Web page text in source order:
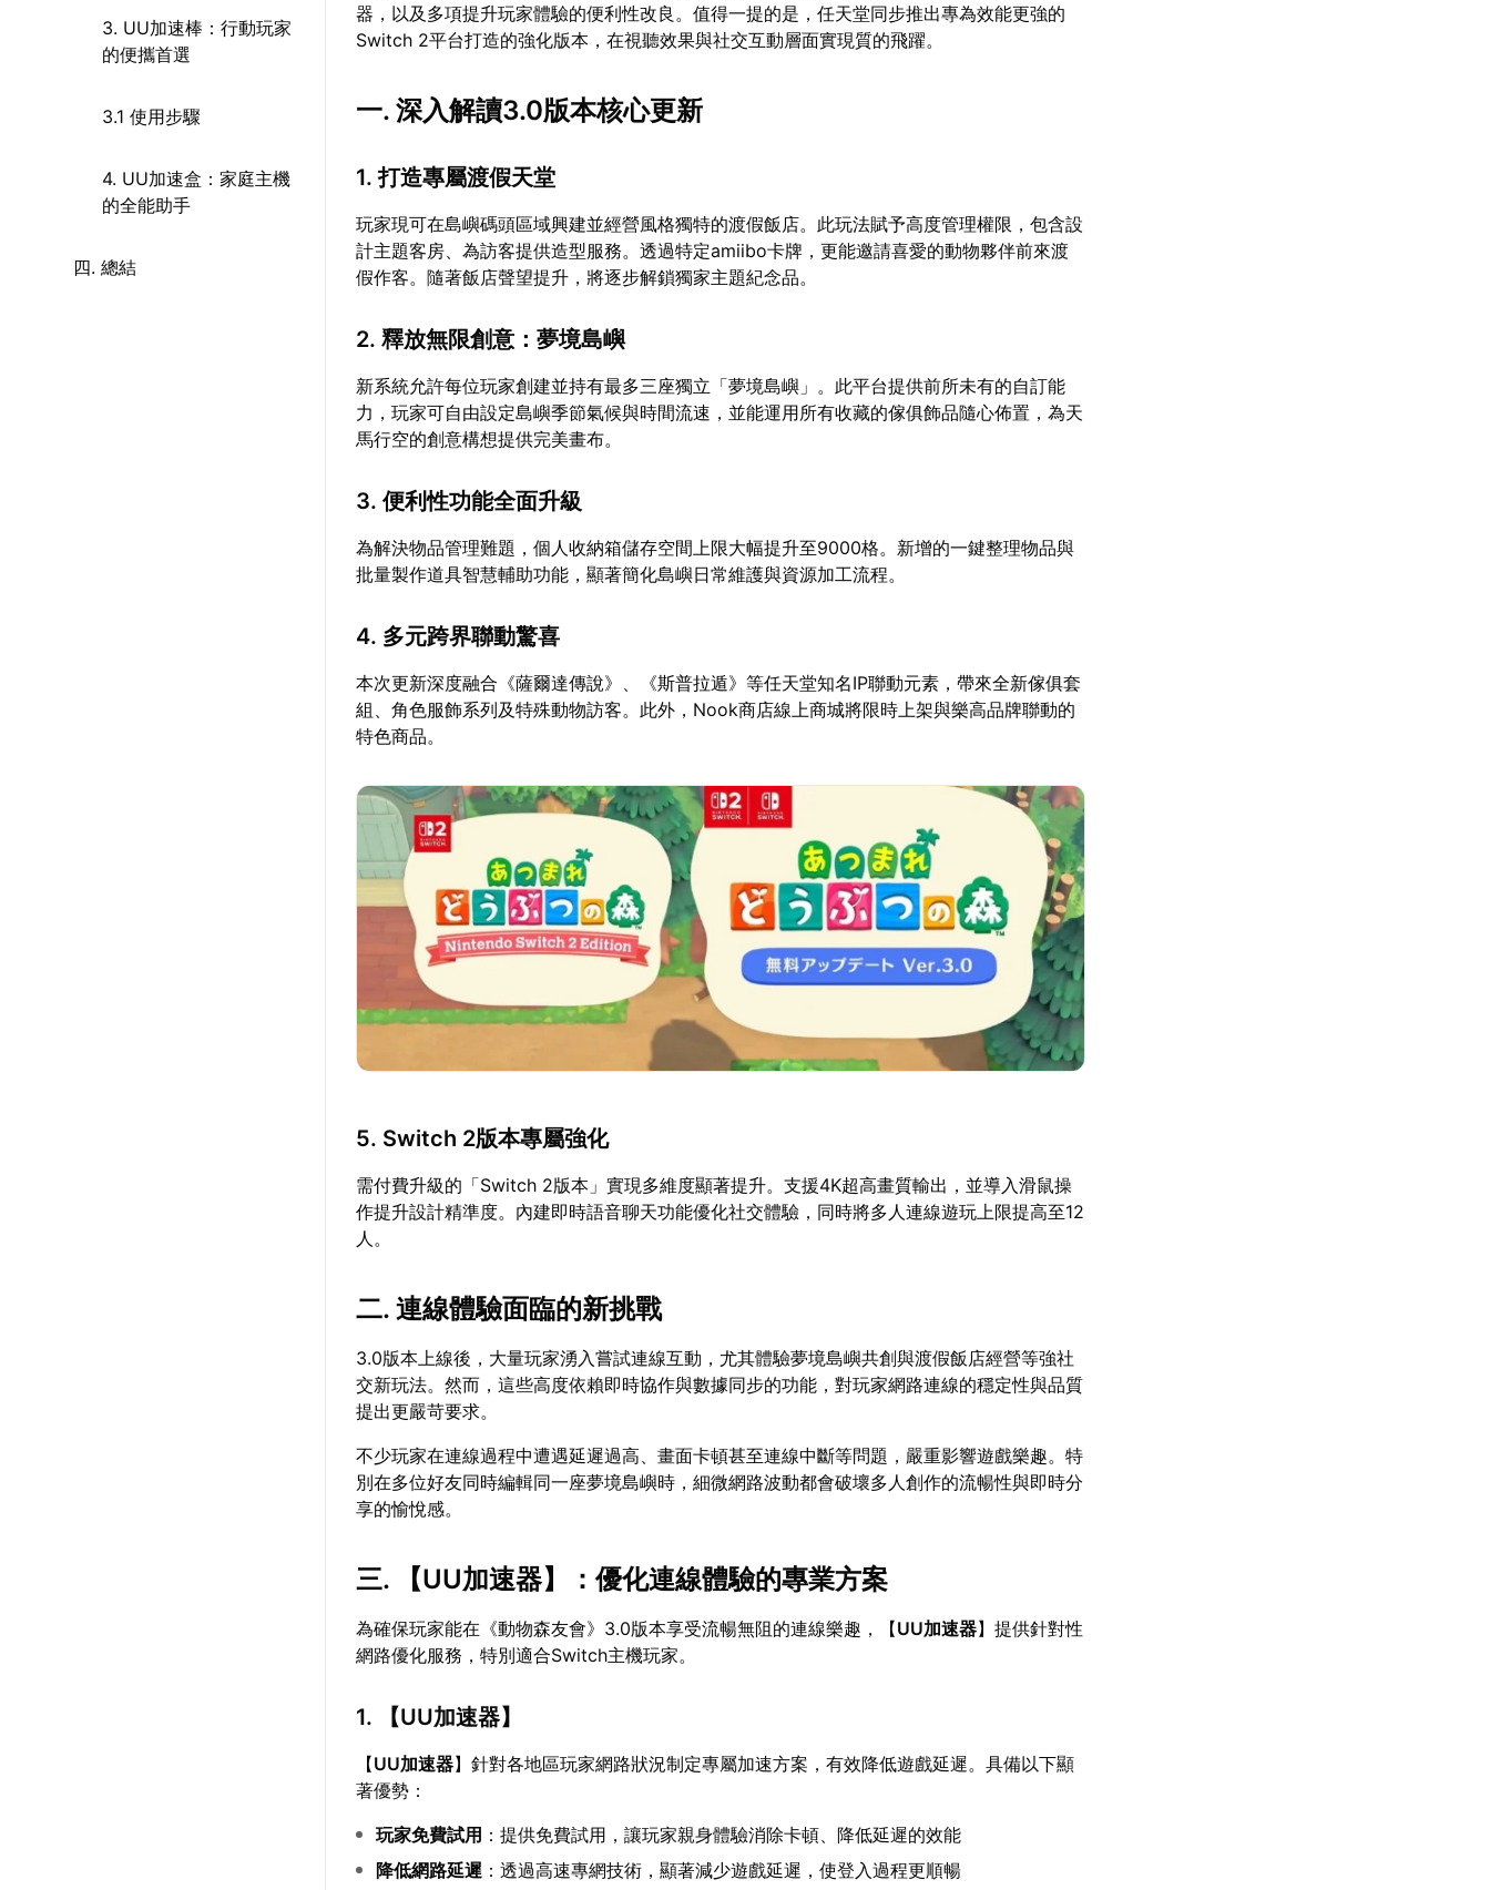
3. UU加速棒：行動玩家
的便攜首選
3.1 使用步驟
4. UU加速盒：家庭主機
的全能助手
四. 總結
器，以及多項提升玩家體驗的便利性改良。值得一提的是，任天堂同步推出專為效能更強的
Switch 2平台打造的強化版本，在視聽效果與社交互動層面實現質的飛躍。
一. 深入解讀3.0版本核心更新
1. 打造專屬渡假天堂
玩家現可在島嶼碼頭區域興建並經營風格獨特的渡假飯店。此玩法賦予高度管理權限，包含設
計主題客房、為訪客提供造型服務。透過特定amiibo卡牌，更能邀請喜愛的動物夥伴前來渡
假作客。隨著飯店聲望提升，將逐步解鎖獨家主題紀念品。
2. 釋放無限創意：夢境島嶼
新系統允許每位玩家創建並持有最多三座獨立「夢境島嶼」。此平台提供前所未有的自訂能
力，玩家可自由設定島嶼季節氣候與時間流速，並能運用所有收藏的傢俱飾品隨心佈置，為天
馬行空的創意構想提供完美畫布。
3. 便利性功能全面升級
為解決物品管理難題，個人收納箱儲存空間上限大幅提升至9000格。新增的一鍵整理物品與
批量製作道具智慧輔助功能，顯著簡化島嶼日常維護與資源加工流程。
4. 多元跨界聯動驚喜
本次更新深度融合《薩爾達傳說》、《斯普拉遁》等任天堂知名IP聯動元素，帶來全新傢俱套
組、角色服飾系列及特殊動物訪客。此外，Nook商店線上商城將限時上架與樂高品牌聯動的
特色商品。
5. Switch 2版本專屬強化
需付費升級的「Switch 2版本」實現多維度顯著提升。支援4K超高畫質輸出，並導入滑鼠操
作提升設計精準度。內建即時語音聊天功能優化社交體驗，同時將多人連線遊玩上限提高至12
人。
二. 連線體驗面臨的新挑戰
3.0版本上線後，大量玩家湧入嘗試連線互動，尤其體驗夢境島嶼共創與渡假飯店經營等強社
交新玩法。然而，這些高度依賴即時協作與數據同步的功能，對玩家網路連線的穩定性與品質
提出更嚴苛要求。
不少玩家在連線過程中遭遇延遲過高、畫面卡頓甚至連線中斷等問題，嚴重影響遊戲樂趣。特
別在多位好友同時編輯同一座夢境島嶼時，細微網路波動都會破壞多人創作的流暢性與即時分
享的愉悅感。
三. 【UU加速器】：優化連線體驗的專業方案
為確保玩家能在《動物森友會》3.0版本享受流暢無阻的連線樂趣，【UU加速器】提供針對性
網路優化服務，特別適合Switch主機玩家。
1. 【UU加速器】
【UU加速器】針對各地區玩家網路狀況制定專屬加速方案，有效降低遊戲延遲。具備以下顯
著優勢：
玩家免費試用 ：提供免費試用，讓玩家親身體驗消除卡頓、降低延遲的效能
降低網路延遲 ：透過高速專網技術，顯著減少遊戲延遲，使登入過程更順暢